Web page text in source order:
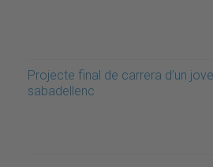
Projecte final de carrera d’un
sabadellenc